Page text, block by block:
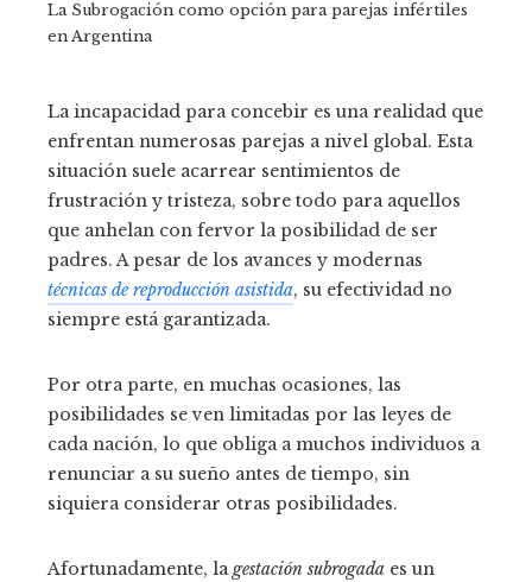
La Subrogación como opción para parejas infértiles
en Argentina
La incapacidad para concebir es una realidad que
enfrentan numerosas parejas a nivel global. Esta
situación suele acarrear sentimientos de
frustración y tristeza, sobre todo para aquellos
que anhelan con fervor la posibilidad de ser
padres. A pesar de los avances y modernas
técnicas de reproducción asistida, su efectividad no
siempre está garantizada.
Por otra parte, en muchas ocasiones, las
posibilidades se ven limitadas por las leyes de
cada nación, lo que obliga a muchos individuos a
renunciar a su sueño antes de tiempo, sin
siquiera considerar otras posibilidades.
Afortunadamente, lagestación subrogada es un